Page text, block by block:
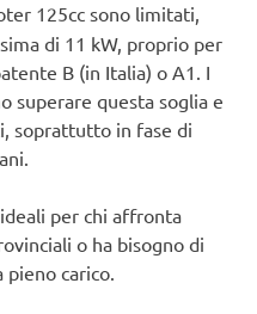
125cc sono limitati,
di 11 kW, proprio per
B (in Italia) o A1. I
superare questa soglia e
soprattutto in fase di
per chi affronta
o ha bisogno di
pieno carico.